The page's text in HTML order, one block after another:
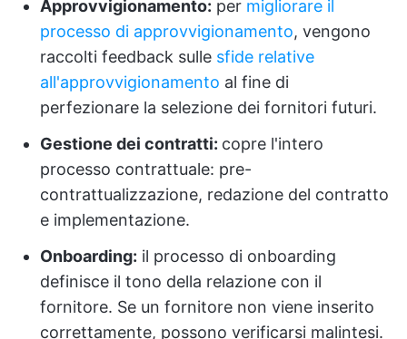
Approvvigionamento: per migliorare il
processo di approvvigionamento, vengono
raccolti feedback sulle sfide relative
all'approvvigionamento al fine di
perfezionare la selezione dei fornitori futuri.
Gestione dei contratti: copre l'intero
processo contrattuale: pre-
contrattualizzazione, redazione del contratto
e implementazione.
Onboarding: il processo di onboarding
definisce il tono della relazione con il
fornitore. Se un fornitore non viene inserito
correttamente, possono verificarsi malintesi.